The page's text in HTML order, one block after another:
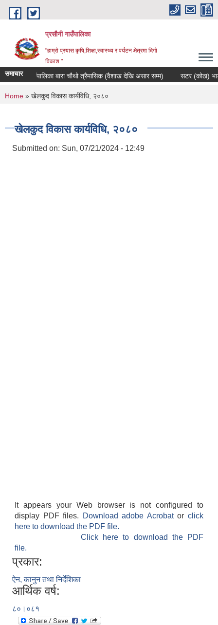
Skip to main content
प्रसौनी गाउँपालिका
"हाम्रो प्रयास कृषि,शिक्षा,स्वास्थ्य र पर्यटन क्षेत्रमा दिगाे
विकाश "
समाचारगाउँपालिका बारा चौथो त्रैमासिक (वैशाख देखि असार सम्म) सटर (कोठा)
You are here
Home » खेलकुद विकास कार्यविधि, २०८०
खेलकुद विकास कार्यविधि, २०८०
Submitted on: Sun, 07/21/2024 - 12:49
It appears your Web browser is not configured to
display PDF files.
Download adobe Acrobatorclick
here to download the PDF file.
Click here to download the PDF
file.
प्रकार:
ऐन, कानुन तथा निर्देशिका
आर्थिक वर्ष:
८०।०८१